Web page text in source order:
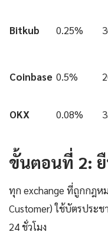
Bitkub 0.25%
Coinbase 0.5%
OKX 0.08%
ขั้นตอนที่ 2:
ทุก exchange ที่ถูกกฎหม
Customer) ใช้บัตรประ
24 ชั่วโมง